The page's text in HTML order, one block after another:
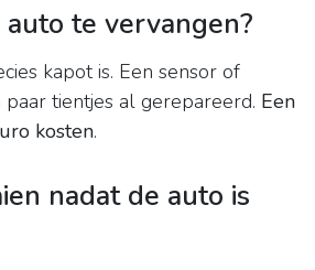
te vervangen?
kapot is. Een sensor of
tientjes al gerepareerd. Een
kosten.
nadat de auto is